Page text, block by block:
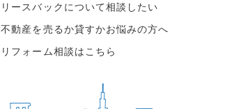
リースバックについて相談したい
不動産を売るか貸すかお悩みの方へ
リフォーム相談はこちら